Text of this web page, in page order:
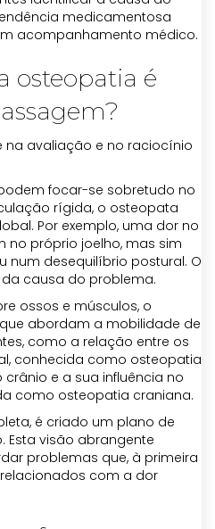
medicamentosa
acompanhamento médico.
osteopatia é
na avaliação e no raciocínio
focar-se sobretudo no
rígida, o osteopata
Por exemplo, uma dor no
no próprio joelho, mas sim
num desequilíbrio postural. O
causa do problema.
ossos e músculos, o
abordam a mobilidade de
como a relação entre os
conhecida como osteopatia
e a sua influência no
como osteopatia craniana.
é criado um plano de
Esta visão abrangente
problemas que, à primeira
com a dor